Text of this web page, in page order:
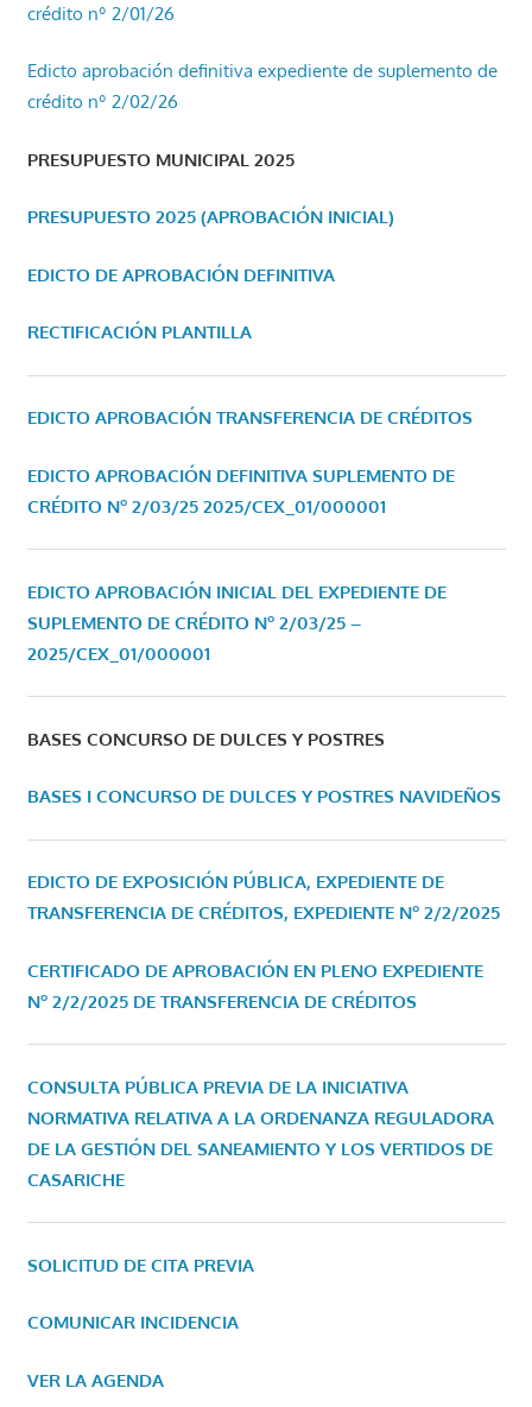
crédito nº 2/01/26
Edicto aprobación definitiva expediente de suplemento de
crédito nº 2/02/26
PRESUPUESTO MUNICIPAL 2025
PRESUPUESTO 2025 (APROBACIÓN INICIAL)
EDICTO DE APROBACIÓN DEFINITIVA
RECTIFICACIÓN PLANTILLA
EDICTO APROBACIÓN TRANSFERENCIA DE CRÉDITOS
EDICTO APROBACIÓN DEFINITIVA SUPLEMENTO DE
CRÉDITO Nº 2/03/25 2025/CEX_01/000001
EDICTO APROBACIÓN INICIAL DEL EXPEDIENTE DE
SUPLEMENTO DE CRÉDITO Nº 2/03/25 –
2025/CEX_01/000001
BASES CONCURSO DE DULCES Y POSTRES
BASES I CONCURSO DE DULCES Y POSTRES NAVIDEÑOS
EDICTO DE EXPOSICIÓN PÚBLICA, EXPEDIENTE DE
TRANSFERENCIA DE CRÉDITOS, EXPEDIENTE Nº 2/2/2025
CERTIFICADO DE APROBACIÓN EN PLENO EXPEDIENTE
Nº 2/2/2025 DE TRANSFERENCIA DE CRÉDITOS
CONSULTA PÚBLICA PREVIA DE LA INICIATIVA
NORMATIVA RELATIVA A LA ORDENANZA REGULADORA
DE LA GESTIÓN DEL SANEAMIENTO Y LOS VERTIDOS DE
CASARICHE
SOLICITUD DE CITA PREVIA
COMUNICAR INCIDENCIA
VER LA AGENDA